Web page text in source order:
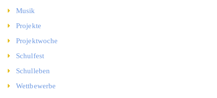
Musik
Projekte
Projektwoche
Schulfest
Schulleben
Wettbewerbe